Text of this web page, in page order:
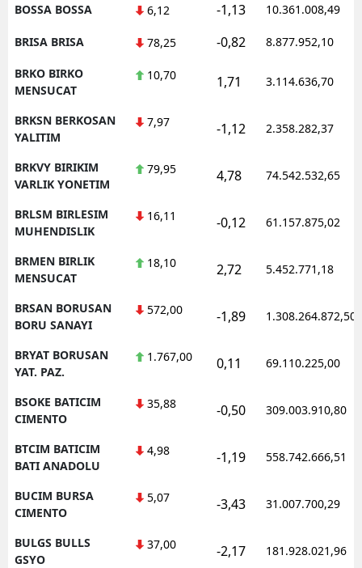
BOSSA BOSSA 6,12 -1,13 10.361.008,49
BRISA BRISA 78,25 -0,82 8.877.952,10
BRKO BIRKO
MENSUCAT
10,70 1,71 3.114.636,70
BRKSN BERKOSAN
YALITIM
7,97 -1,12 2.358.282,37
BRKVY BIRIKIM
VARLIK YONETIM
79,95 4,78 74.542.532,65
BRLSM BIRLESIM
MUHENDISLIK
16,11 -0,12 61.157.875,02
BRMEN BIRLIK
MENSUCAT
18,10 2,72 5.452.771,18
BRSAN BORUSAN
BORU SANAYI
572,00 -1,89 1.308.264.872,50
BRYAT BORUSAN
YAT. PAZ.
1.767,00 0,11 69.110.225,00
BSOKE BATICIM
CIMENTO
35,88 -0,50 309.003.910,80
BTCIM BATICIM
BATI ANADOLU
4,98 -1,19 558.742.666,51
BUCIM BURSA
CIMENTO
5,07 -3,43 31.007.700,29
BULGS BULLS
GSYO
37,00 -2,17 181.928.021,96